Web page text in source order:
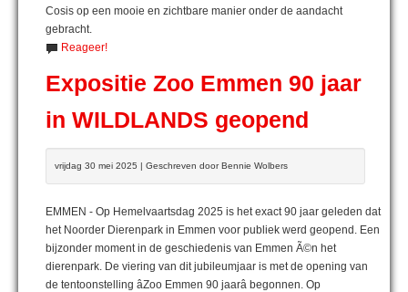
Cosis op een mooie en zichtbare manier onder de aandacht
gebracht.
Reageer!
Expositie Zoo Emmen 90 jaar
in WILDLANDS geopend
vrijdag 30 mei 2025 | Geschreven door Bennie Wolbers
EMMEN - Op Hemelvaartsdag 2025 is het exact 90 jaar geleden dat
het Noorder Dierenpark in Emmen voor publiek werd geopend. Een
bijzonder moment in de geschiedenis van Emmen Ã©n het
dierenpark. De viering van dit jubileumjaar is met de opening van
de tentoonstelling âZoo Emmen 90 jaarâ begonnen. Op